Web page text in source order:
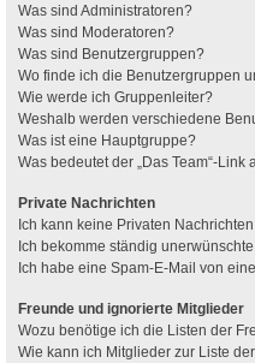
Was sind Administratoren?
Was sind Moderatoren?
Was sind Benutzergruppen?
Wo finde ich die Benutzergruppen
Wie werde ich Gruppenleiter?
Weshalb werden verschiedene
Was ist eine Hauptgruppe?
Was bedeutet der „Das Team“-Link
Private Nachrichten
Ich kann keine Privaten
Ich bekomme ständig
Ich habe eine Spam-E-Mail von
Freunde und ignorierte Mitglieder
Wozu benötige ich die Listen der
Wie kann ich Mitglieder zur Liste